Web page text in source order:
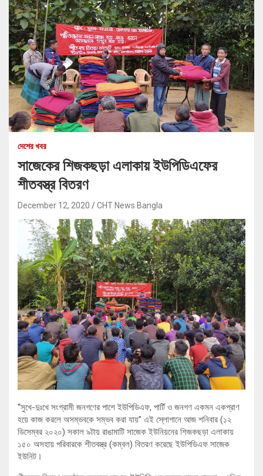
দেশের খবর
সাজেকের শিজকছড়া এলাকায় ইউপিডিএফের
শীতবস্ত্র বিতরণ
December 12, 2020 CHT News Bangla
“সুখে-দুঃখে সংগ্রামী জনগণের পাশে ইউপিডিএফ, পার্টি ও জনগণ একমন একপ্রাণ
হয়ে কাজ করলে অসম্ভবকে সম্ভব করা যায়” এই স্লোগানে আজ শনিবার (১২
ডিসেম্বর ২০২০) সকাল ৯টায় রাঙামাটি সাজেক ইউনিয়নের শিজকছড়া এলাকায়
১৫০ অসহায় পরিবারকে শীতবস্ত্র (কম্বল) বিতরণ করেছে ইউপিডিএফ সাজেক
ইউনিট।